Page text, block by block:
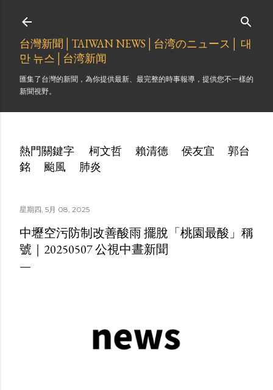
台灣新聞│TAIWAN NEWS│台湾のニュース│ 대
만 뉴스│台湾新闻
匯集了台灣的新聞，為你提供最新、最完整的時事報導，提供您不一樣的
新聞視野。
熱門關鍵字 柯文哲 賴清德 侯友宜
郭台
銘
颱風 肺炎
星期四, 5月 08, 2025
中壢空污防制改善酸雨 擺脫「桃園最酸」稱
號｜20250507 公視中晝新聞